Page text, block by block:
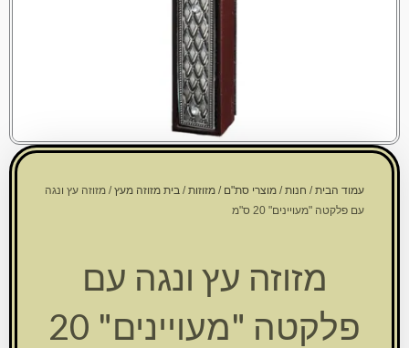
עמוד הבית/ חנות/ מוצרי סת"ם / מזוזות/ בית מזוזה מעץ/ מזוזה עץ ונגה
עם פלקטה "מעויינים" 20 ס"מ
מזוזה עץ ונגה עם
פלקטה "מעויינים" 20